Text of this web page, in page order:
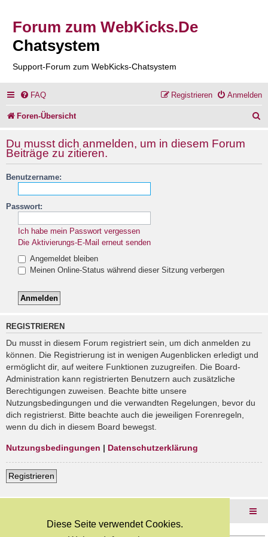
Diese Seite verwendet Cookies.
Forum zum WebKicks.De
Chatsystem
Support-Forum zum WebKicks-Chatsystem
FAQ Anmelden
Registrieren
Foren-Übersicht
Du musst dich anmelden, um in diesem Forum
Beiträge zu zitieren.
Benutzername:
Passwort:
Ich habe mein Passwort vergessen
Die Aktivierungs-E-Mail erneut senden
Angemeldet bleiben
Meinen Online-Status während dieser Sitzung verbergen
REGISTRIEREN
Du musst in diesem Forum registriert sein, um dich anmelden zu
können. Die Registrierung ist in wenigen Augenblicken erledigt und
ermöglicht dir, auf weitere Funktionen zuzugreifen. Die Board-
Administration kann registrierten Benutzern auch zusätzliche
Berechtigungen zuweisen. Beachte bitte unsere
Nutzungsbedingungen und die verwandten Regelungen, bevor du
dich registrierst. Bitte beachte auch die jeweiligen Forenregeln,
wenn du dich in diesem Board bewegst.
Nutzungsbedingungen | Datenschutzerklärung
Registrieren